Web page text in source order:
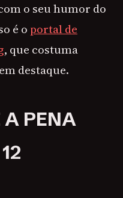
o seu humor do
é oportal de
, que costuma
destaque.
A PENA